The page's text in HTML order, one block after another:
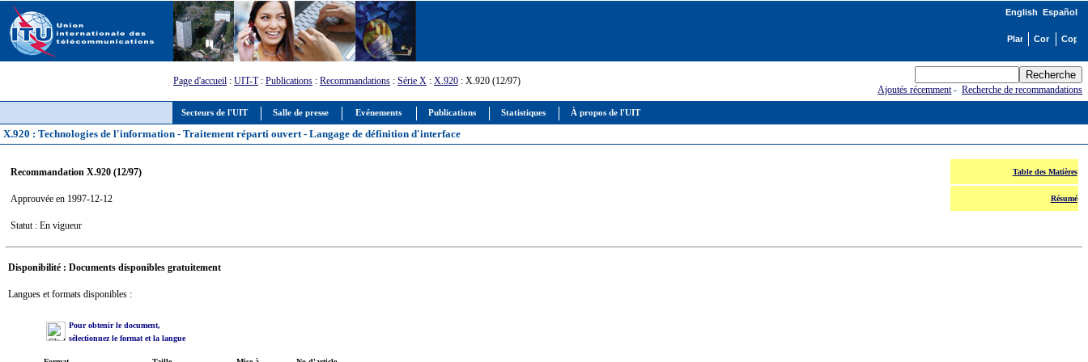
Secteurs de l'UIT Salle de presse Evénements Publications Statistiques À propos de l'UIT
English Español
Page d'accueil : UIT-T: Publications : Recommandations : Série X : X.920 : X.920 (12/97)
Ajoutés récemment-Recherche de recommandations
X.920 : Technologies de l'information - Traitement réparti ouvert - Langage de définition d'interface
Recommandation X.920 (12/97)
Approuvée en 1997-12-12
Statut : En vigueur
Table des Matières
Résumé
Disponibilité : Documents disponibles gratuitement
Langues et formats disponibles :
Pour obtenir le document,
sélectionnez le format et la langue